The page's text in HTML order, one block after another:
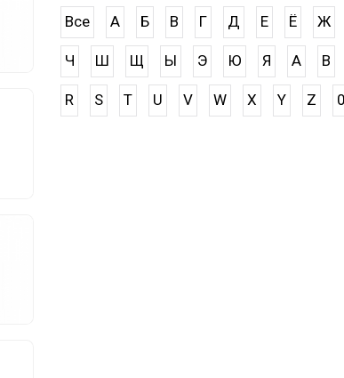
Все А Б В Г Д Е Ё Ж
Ч Ш Щ Ы Э Ю Я A B
R S T U V W X Y Z 0